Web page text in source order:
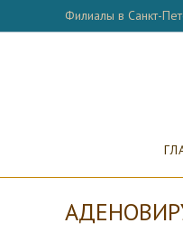
Филиалы в Санкт-